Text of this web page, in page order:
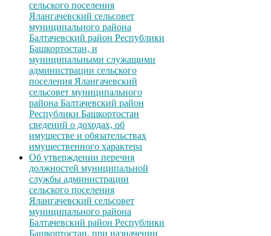
сельского поселения
Ялангачевский сельсовет
муниципального района
Балтачевский район Республики
Башкортостан, и
муниципальными служащими
администрации сельского
поселения Ялангачевский
сельсовет муниципального
района Балтачевский район
Республики Башкортостан
сведений о доходах, об
имуществе и обязательствах
имущественного характера
Об утверждении перечня
должностей муниципальной
службы администрации
сельского поселения
Ялангачевский сельсовет
муниципального района
Балтачевский район Республики
Башкортостан, при назначении